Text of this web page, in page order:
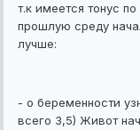
т.к имеется тонус
прошлую среду
лучше:
- о беременности
всего 3,5) Живот